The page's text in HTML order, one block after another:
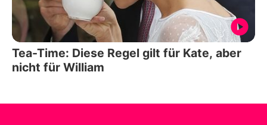
Tea-Time: Diese Regel gilt für Kate, aber
nicht für William